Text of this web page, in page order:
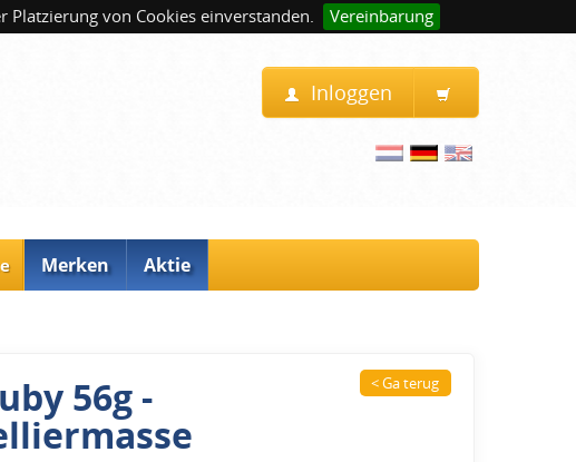
Platzierung von Cookies einverstanden. Vereinbarung
Inloggen
Merken Aktie
56g - < Ga terug